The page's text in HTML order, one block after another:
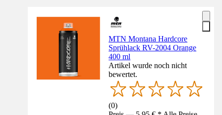
MTN Montana Hardcore
Sprühlack RV-2004 Orange
400 ml
Artikel wurde noch nicht
bewertet.
(0)